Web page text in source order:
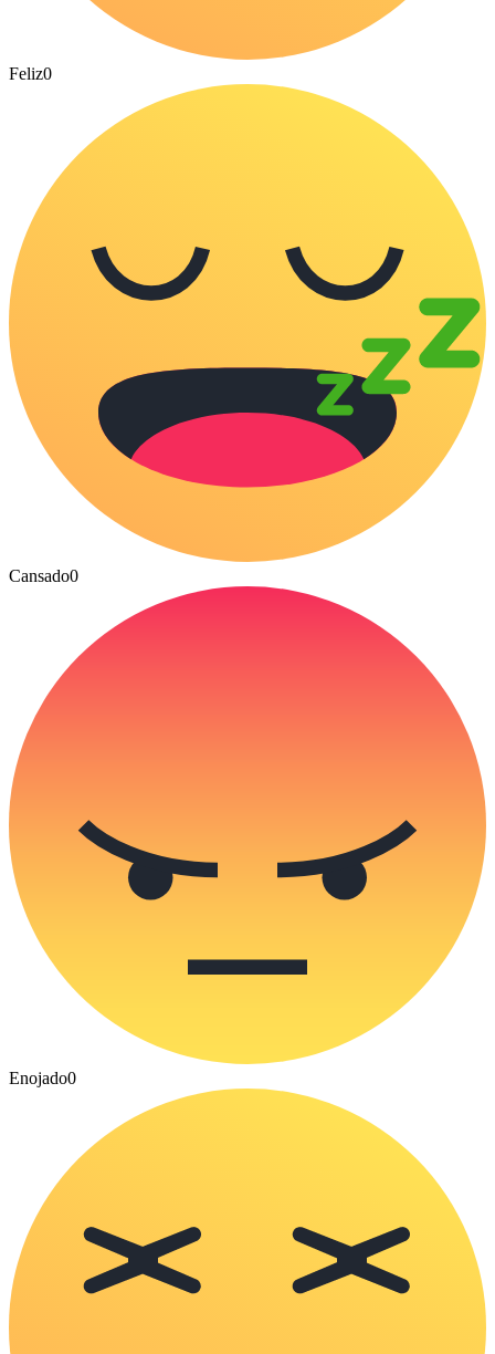
Feliz0
Cansado0
Enojado0